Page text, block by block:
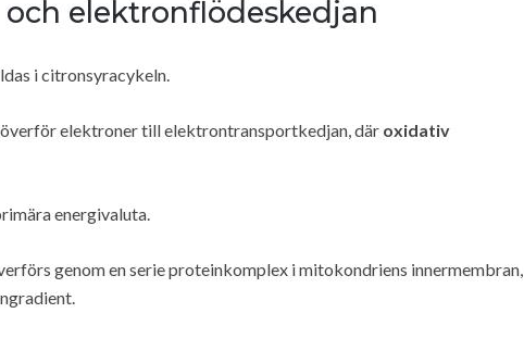
elektronflödeskedjan
i citronsyracykeln.
elektroner till elektrontransportkedjan, där oxidativ
energivaluta.
genom en serie proteinkomplex i mitokondriens innermembran,